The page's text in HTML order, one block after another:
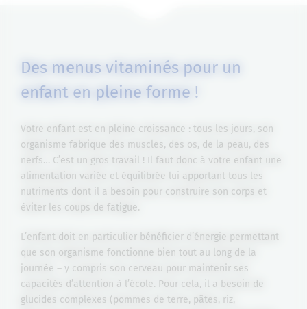
Des menus vitaminés pour un
enfant en pleine forme !
Votre enfant est en pleine croissance : tous les jours, son
organisme fabrique des muscles, des os, de la peau, des
nerfs… C’est un gros travail ! Il faut donc à votre enfant une
alimentation variée et équilibrée lui apportant tous les
nutriments dont il a besoin pour construire son corps et
éviter les coups de fatigue.
L’enfant doit en particulier bénéficier d’énergie permettant
que son organisme fonctionne bien tout au long de la
journée – y compris son cerveau pour maintenir ses
capacités d’attention à l’école. Pour cela, il a besoin de
glucides complexes (pommes de terre, pâtes, riz,